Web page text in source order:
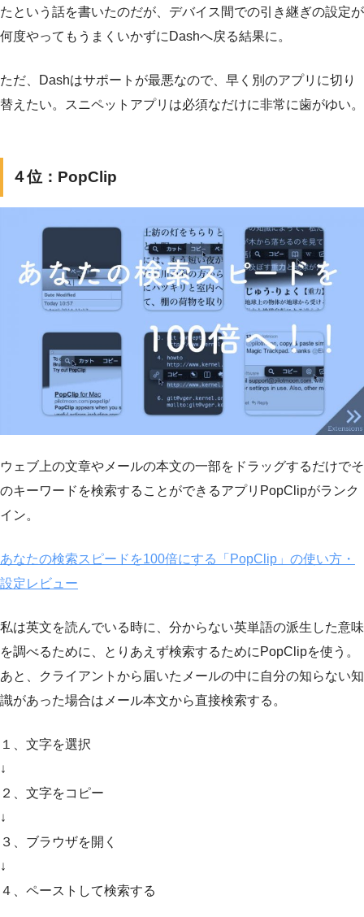
たという話を書いたのだが、デバイス間での引き継ぎの設定が
何度やってもうまくいかずにDashへ戻る結果に。
ただ、Dashはサポートが最悪なので、早く別のアプリに切り
替えたい。スニペットアプリは必須なだけに非常に歯がゆい。
４位：PopClip
ウェブ上の文章やメールの本文の一部をドラッグするだけでそ
のキーワードを検索することができるアプリPopClipがランク
イン。
あなたの検索スピードを100倍にする「PopClip」の使い方・
設定レビュー
私は英文を読んでいる時に、分からない英単語の派生した意味
を調べるために、とりあえず検索するためにPopClipを使う。
あと、クライアントから届いたメールの中に自分の知らない知
識があった場合はメール本文から直接検索する。
１、文字を選択
↓
２、文字をコピー
↓
３、ブラウザを開く
↓
４、ペーストして検索する